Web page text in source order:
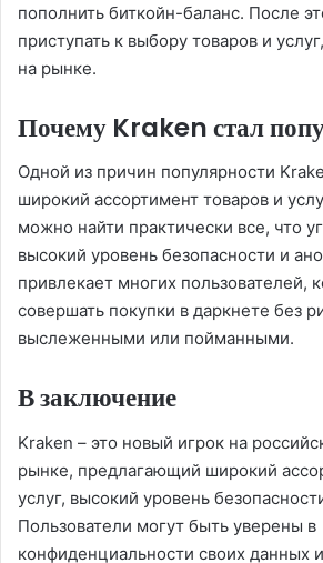
пополнить биткойн-баланс. После
приступать к выбору товаров и
на рынке.
Почему Kraken стал
Одной из причин популярности
широкий ассортимент товаров и
можно найти практически все, что
высокий уровень безопасности и
привлекает многих пользователей,
совершать покупки в даркнете без
выслеженными или пойманными.
В заключение
Kraken – это новый игрок на
рынке, предлагающий широкий
услуг, высокий уровень
Пользователи могут быть уверены в
конфиденциальности своих данных